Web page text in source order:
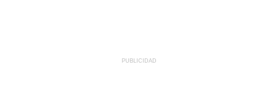
PUBLICIDAD